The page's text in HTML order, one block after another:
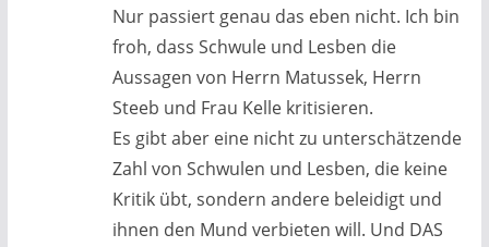
Nur passiert genau das eben nicht. Ich bin
froh, dass Schwule und Lesben die
Aussagen von Herrn Matussek, Herrn
Steeb und Frau Kelle kritisieren.
Es gibt aber eine nicht zu unterschätzende
Zahl von Schwulen und Lesben, die keine
Kritik übt, sondern andere beleidigt und
ihnen den Mund verbieten will. Und DAS